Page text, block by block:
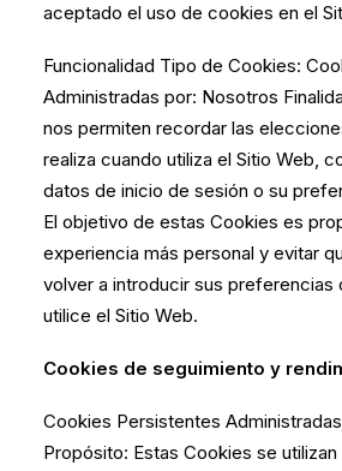
aceptado el uso de cookies en el
Funcionalidad Tipo de Cookies:
Administradas por: Nosotros
nos permiten recordar las
realiza cuando utiliza el Sitio Web,
datos de inicio de sesión o su
El objetivo de estas Cookies es
experiencia más personal y evitar
volver a introducir sus preferencias
utilice el Sitio Web.
Cookies de seguimiento y
Cookies Persistentes
Propósito: Estas Cookies se